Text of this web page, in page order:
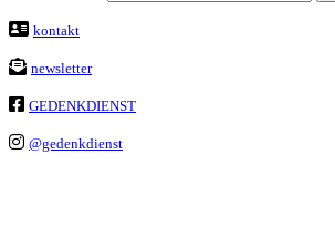
kontakt
newsletter
GEDENKDIENST
@gedenkdienst